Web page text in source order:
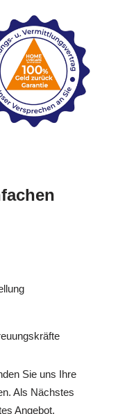
Sie uns Ihre
Als Nächstes
Angebot.